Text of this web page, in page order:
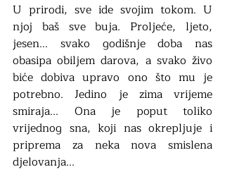
U prirodi, sve ide svojim tokom. U
njoj baš sve buja. Proljeće, ljeto,
jesen... svako godišnje doba nas
obasipa obiljem darova, a svako živo
biće dobiva upravo ono što mu je
potrebno. Jedino je zima vrijeme
smiraja... Ona je poput toliko
vrijednog sna, koji nas okrepljuje i
priprema za neka nova smislena
djelovanja...